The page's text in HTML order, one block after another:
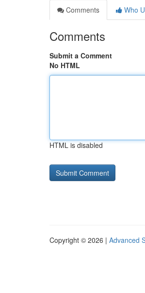
Comments
Who
Comments
Submit a Comment
No HTML
HTML is disabled
Copyright © 2026 | Advanced